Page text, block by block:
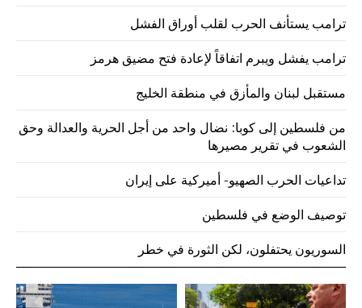
ترامب يستأنف الحرب لقلب أوراق الفشل
ترامب يفشل ويبرم اتفاقاً لإعادة فتح مضيق هرمز
مستقبل لبنان والمأزق في منطقة الخليج
من فلسطين إلى كوبا: نضال واحد من أجل الحرية والعدالة وحق
الشعوب في تقرير مصيرها
تداعيات الحرب الصهيو- أميركية على إيران
توصيف الوضع في فلسطين
السوريون يحتفلون، لكن الثورة في خطر